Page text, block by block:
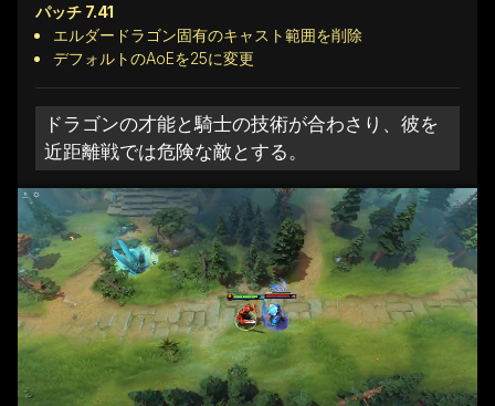
パッチ 7.41
エルダードラゴン固有のキャスト範囲を削除
デフォルトのAoEを25に変更
ドラゴンの才能と騎士の技術が合わさり、彼を
近距離戦では危険な敵とする。